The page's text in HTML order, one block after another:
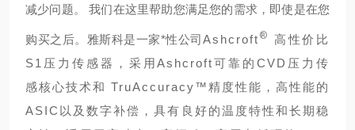
减少问题。 我们在这里帮助您满足您的需求， 即使是在您
购买之后。雅斯科是一家*性公司Ashcroft ® 高性价比
S1压力传感器，采用Ashcroft可靠的CVD压力传
感核心技术和 TruAccuracy™精度性能，高性能的
ASIC以及数字补偿，具有良好的温度特性和长期稳